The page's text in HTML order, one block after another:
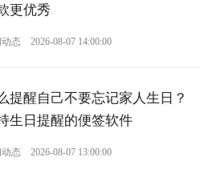
更优秀
态 2026-08-07 14:00:00
提醒自己不要忘记家人生日？
生日提醒的便签软件
态 2026-08-07 13:00:00